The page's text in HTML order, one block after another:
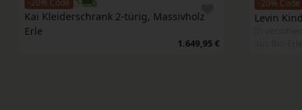
Kai Kleiderschrank 2-türig, Massivholz
Erle
1.649,95 €
-20% Code
Levin